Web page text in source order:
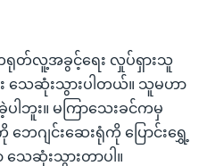
ရုတ်လူ့အခွင့်ရေး လှုပ်ရှားသူ
ြီး သေဆုံးသွားပါတယ်။ သူမဟာ
ါဘူး။ မကြာသေးခင်ကမှ
ဂျင်းဆေးရုံကို ပြောင်းရွှေ့
ေဆုံးသွားတာပါ။